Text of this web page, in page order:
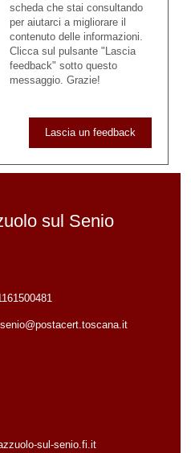
scheda che stai consultando
per aiutarci a migliorare il
contenuto delle informazioni.
Clicca sul pulsante "Lascia
feedback" sotto questo
messaggio. Grazie!
Lascia un feedback
sul Senio
sul-senio.fi.it